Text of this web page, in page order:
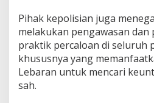
Pihak kepolisian juga
melakukan pengawasan
praktik percaloan di seluruh
khususnya yang
Lebaran untuk mencari
sah.